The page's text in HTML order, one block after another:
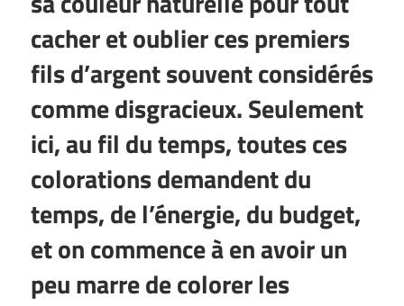
cacher et oublier ces premiers
fils d’argent souvent considérés
comme disgracieux. Seulement
ici, au fil du temps, toutes ces
colorations demandent du
temps, de l’énergie, du budget,
et on commence à en avoir un
peu marre de colorer les